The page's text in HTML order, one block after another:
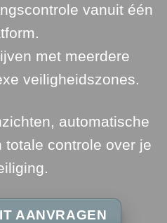
vanuit één
met meerdere
veiligheidszones.
automatische
totale controle over je
AANVRAGEN